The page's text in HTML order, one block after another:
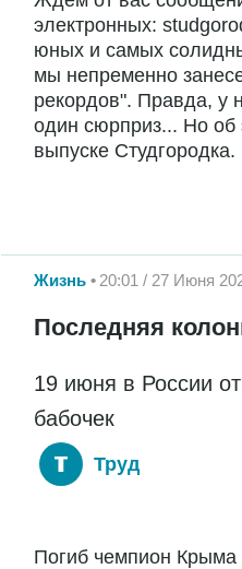
электронных:
юных и самых
мы непременно
рекордов". Правда, у
один сюрприз... Но
выпуске Студгородка.
Жизнь 20:01 / 27 Июня
Последняя
19 июня в России
бабочек
Труд
Погиб чемпион